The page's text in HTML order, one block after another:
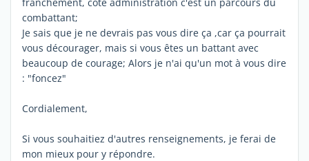
combattant;
Je sais que je ne devrais pas vous dire ça ,car ça pourrait
vous décourager, mais si vous êtes un battant avec
beaucoup de courage; Alors je n'ai qu'un mot à vous dire
: "foncez"
Cordialement,
Si vous souhaitiez d'autres renseignements, je ferai de
mon mieux pour y répondre.